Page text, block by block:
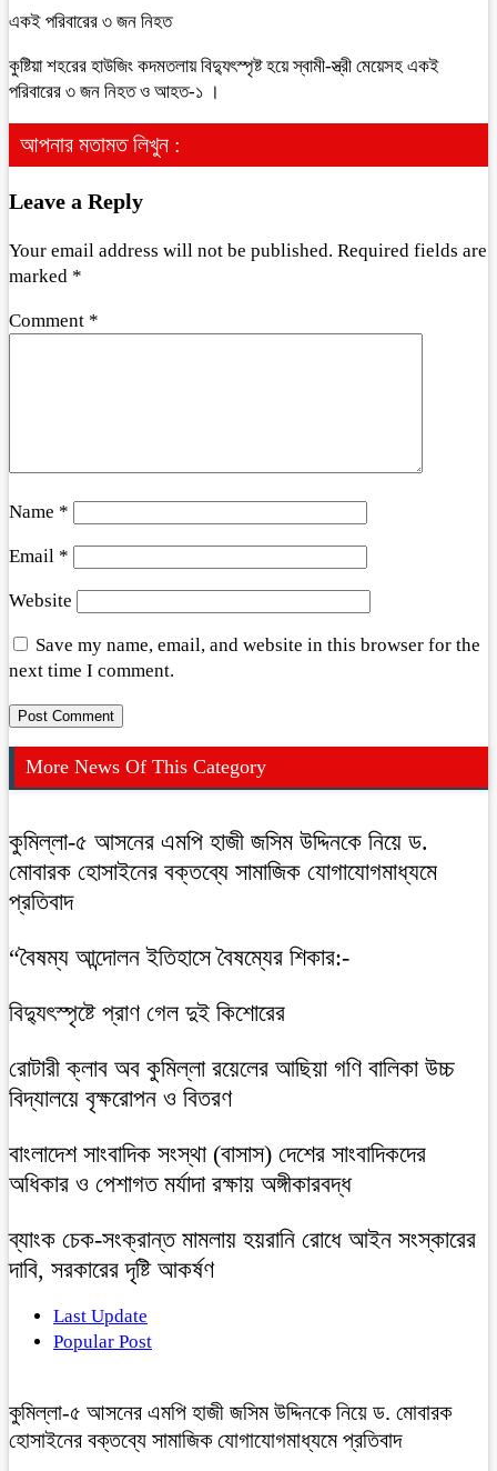
একই পরিবারের ৩ জন নিহত
কুষ্টিয়া শহরের হাউজিং কদমতলায় বিদ্যুৎস্পৃষ্ট হয়ে স্বামী-স্ত্রী মেয়েসহ একই
পরিবারের ৩ জন নিহত ও আহত-১ ।
আপনার মতামত লিখুন :
Leave a Reply
Your email address will not be published. Required fields are
marked *
Comment *
Name *
Email *
Website
Save my name, email, and website in this browser for the
next time I comment.
More News Of This Category
কুমিল্লা-৫ আসনের এমপি হাজী জসিম উদ্দিনকে নিয়ে ড.
মোবারক হোসাইনের বক্তব্যে সামাজিক যোগাযোগমাধ্যমে
প্রতিবাদ
“বৈষম্য আন্দোলন ইতিহাসে বৈষম্যের শিকার:-
বিদ্যুৎস্পৃষ্টে প্রাণ গেল দুই কিশোরের
রোটারী ক্লাব অব কুমিল্লা রয়েলের আছিয়া গণি বালিকা উচ্চ
বিদ্যালয়ে বৃক্ষরোপন ও বিতরণ
বাংলাদেশ সাংবাদিক সংস্থা (বাসাস) দেশের সাংবাদিকদের
অধিকার ও পেশাগত মর্যাদা রক্ষায় অঙ্গীকারবদ্ধ
ব্যাংক চেক-সংক্রান্ত মামলায় হয়রানি রোধে আইন সংস্কারের
দাবি, সরকারের দৃষ্টি আকর্ষণ
Last Update
Popular Post
কুমিল্লা-৫ আসনের এমপি হাজী জসিম উদ্দিনকে নিয়ে ড. মোবারক
হোসাইনের বক্তব্যে সামাজিক যোগাযোগমাধ্যমে প্রতিবাদ